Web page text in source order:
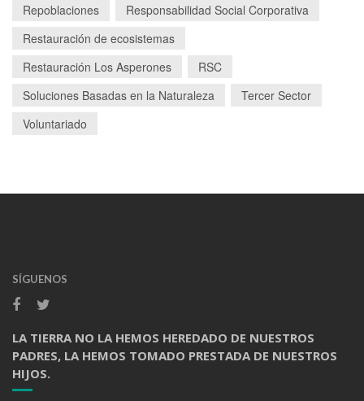
Repoblaciones
Responsabilidad Social Corporativa
Restauración de ecosistemas
Restauración Los Asperones
RSC
Soluciones Basadas en la Naturaleza
Tercer Sector
Voluntariado
SÍGUENOS
LA TIERRA NO LA HEMOS HEREDADO DE NUESTROS
PADRES, LA HEMOS TOMADO PRESTADA DE NUESTROS
HIJOS.